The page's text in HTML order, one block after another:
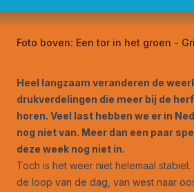
Foto boven: Een tor in het groen -
Heel langzaam veranderen de
drukverdelingen die meer bij de
horen. Veel last hebben we er in
nog niet van. Meer dan een paar
deze week nog niet in.
Toch is het weer niet helemaal
de loop van de dag, van west naar